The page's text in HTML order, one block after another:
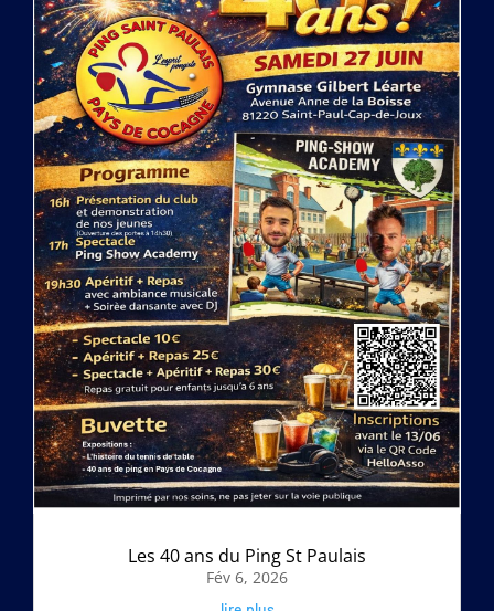
Les 40 ans du Ping St Paulais
Fév 6, 2026